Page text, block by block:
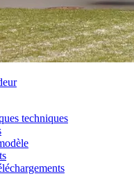
techniques